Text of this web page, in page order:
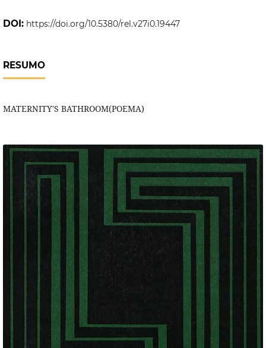
DOI: https://doi.org/10.5380/rel.v27i0.19447
RESUMO
MATERNITY'S BATHROOM(POEMA)